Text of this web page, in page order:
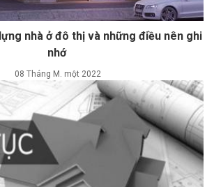
nhà ở đô thị và những điều nên ghi
nhớ
08 Tháng M. một 2022